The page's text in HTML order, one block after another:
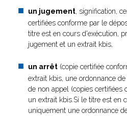
un jugement, signification,
certifiées conforme par le
titre est en cours d'exécution,
jugement et un extrait kbis,
un arrêt (copie certifiée
extrait kbis, une ordonnance
de non appel (copies certifiées
un extrait kbis.Si le titre est en
uniquement une ordonnance